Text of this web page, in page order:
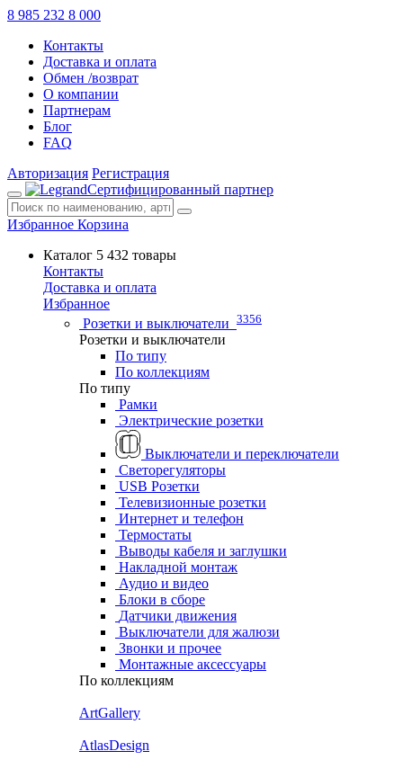
8 985 232 8 000
Контакты
Доставка и оплата
Обмен /возврат
О компании
Партнерам
Блог
FAQ
Авторизация Регистрация
Сертифицированный партнер
Избранное Корзина
Каталог 5 432 товары
Контакты
Доставка и оплата
Избранное
Розетки и выключатели 3356
Розетки и выключатели
По типу
По коллекциям
По типу
Рамки
Электрические розетки
Выключатели и переключатели
Светорегуляторы
USB Розетки
Телевизионные розетки
Интернет и телефон
Термостаты
Выводы кабеля и заглушки
Накладной монтаж
Аудио и видео
Блоки в сборе
Датчики движения
Выключатели для жалюзи
Звонки и прочее
Монтажные аксессуары
По коллекциям
ArtGallery
AtlasDesign